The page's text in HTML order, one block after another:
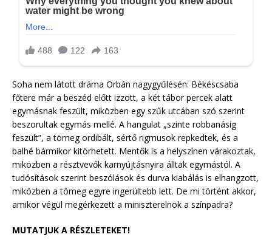
Soha nem látott dráma Orbán nagygyűlésén: Békéscsaba
főtere már a beszéd előtt izzott, a két tábor percek alatt
egymásnak feszült, miközben egy szűk utcában szó szerint
beszorultak egymás mellé. A hangulat „szinte robbanásig
feszült”, a tömeg ordibált, sértő rigmusok repkedtek, és a
balhé bármikor kitörhetett. Mentők is a helyszínen várakoztak,
miközben a résztvevők karnyújtásnyira álltak egymástól. A
tudósítások szerint beszólások és durva kiabálás is elhangzott,
miközben a tömeg egyre ingerültebb lett. De mi történt akkor,
amikor végül megérkezett a miniszterelnök a színpadra?
MUTATJUK A RÉSZLETEKET!